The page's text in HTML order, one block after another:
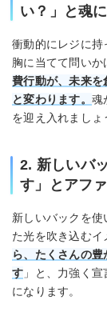
い？」と魂
衝動的にレジに持
胸に当てて問いか
費行動が、未来
と変わります。 魂
を迎え入れましょ
2. 新しいバ
す」とアフ
新しいバックを
た光を吹き込む
ら、たくさんの
す 」と、力強く
になります。